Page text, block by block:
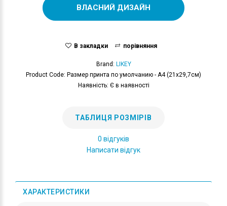
ВЛАСНИЙ ДИЗАЙН
В закладки порівняння
Brand: LIKEY
Product Code: Размер принта по умолчанию - А4 (21x29,7см)
Наявність: Є в наявності
ТАБЛИЦЯ РОЗМІРІВ
0 відгуків
Написати відгук
ХАРАКТЕРИСТИКИ